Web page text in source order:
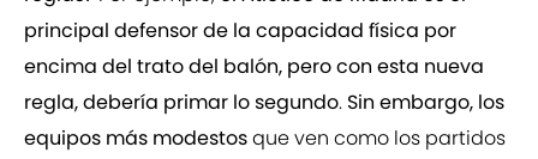
principal defensor de la capacidad física por
encima del trato del balón, pero con esta nueva
regla, debería primar lo segundo. Sin embargo, los
equipos más modestosque ven como los partidos